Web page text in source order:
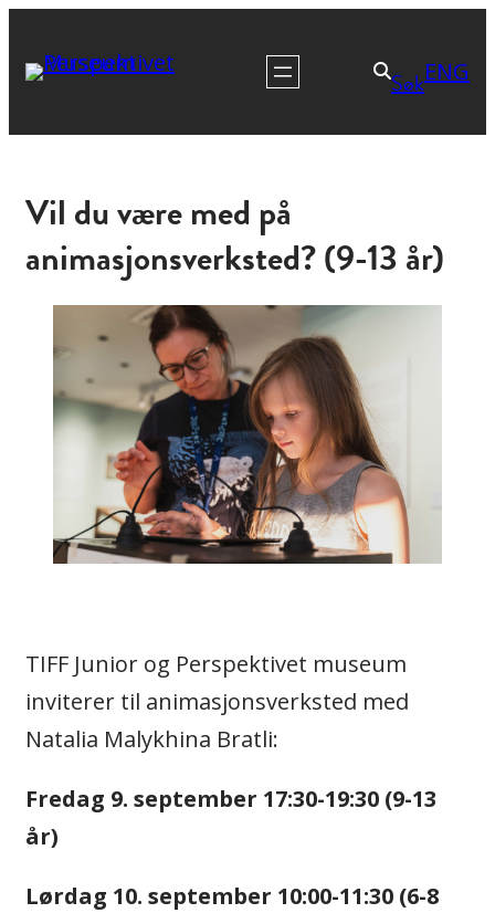
SøkENG
Vil du være med på
animasjonsverksted? (9-13 år)
TIFF Junior og Perspektivet museum
inviterer til animasjonsverksted med
Natalia Malykhina Bratli:
Fredag 9. september 17:30-19:30 (9-13
år)
Lørdag 10. september 10:00-11:30 (6-8